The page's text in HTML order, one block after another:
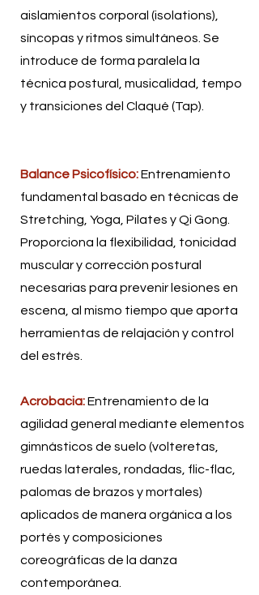
aislamientos corporal (isolations),
síncopas y ritmos simultáneos. Se
introduce de forma paralela la
técnica postural, musicalidad, tempo
y transiciones del Claqué (Tap).
Balance Psicofísico:Entrenamiento
fundamental basado en técnicas de
Stretching, Yoga, Pilates y Qi Gong.
Proporciona la flexibilidad, tonicidad
muscular y corrección postural
necesarias para prevenir lesiones en
escena, al mismo tiempo que aporta
herramientas de relajación y control
del estrés.
Acrobacia:Entrenamiento de la
agilidad general mediante elementos
gimnásticos de suelo (volteretas,
ruedas laterales, rondadas, flic-flac,
palomas de brazos y mortales)
aplicados de manera orgánica a los
portés y composiciones
coreográficas de la danza
contemporánea.